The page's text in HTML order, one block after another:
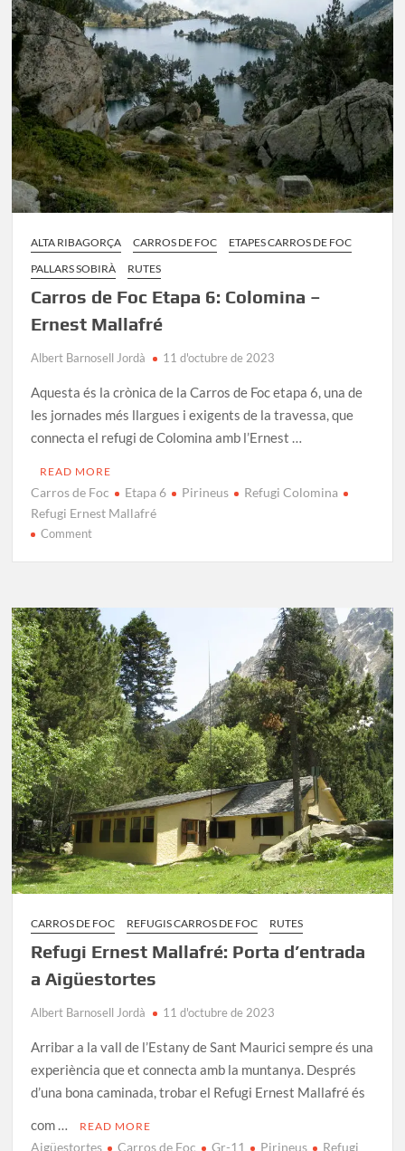
–
Colomina
ALTA RIBAGORÇA CARROS DE FOC
ETAPES CARROS DE FOC
PALLARS SOBIRÀ
RUTES
Carros de Foc Etapa 6: Colomina –
Ernest Mallafré
Albert Barnosell Jordà 11 d'octubre de 2023
Aquesta és la crònica de la Carros de Foc etapa 6, una de
les jornades més llargues i exigents de la travessa, que
connecta el refugi de Colomina amb l’Ernest …
READ MORE
Carros de Foc Etapa 6 Pirineus
Refugi Colomina
Refugi Ernest Mallafré
Commenton
Etapa
6:
Colomina
–
Ernest
Mallafré
CARROS DE FOC REFUGIS CARROS DE FOC RUTES
Refugi Ernest Mallafré: Porta d’entrada
a Aigüestortes
Albert Barnosell Jordà 11 d'octubre de 2023
Arribar a la vall de l’Estany de Sant Maurici sempre és una
experiència que et connecta amb la muntanya. Després
d’una bona caminada, trobar el Refugi Ernest Mallafré és
com …
READ MORE
Aigüestortes Carros de Foc Gr-11 Pirineus
Refugi